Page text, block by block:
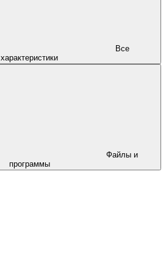
характеристики
программы